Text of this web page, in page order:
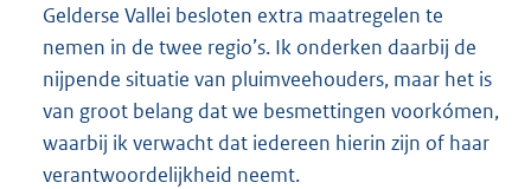
Gelderse Vallei besloten extra maatregelen te
nemen in de twee regio’s. Ik onderken daarbij de
nijpende situatie van pluimveehouders, maar het is
van groot belang dat we besmettingen voorkómen,
waarbij ik verwacht dat iedereen hierin zijn of haar
verantwoordelijkheid neemt.